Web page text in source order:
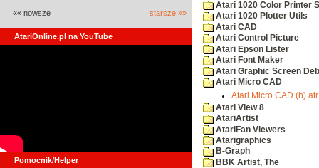
«« nowsze starsze »»
AtariOnline.pl na YouTube
Pomocnik/Helper
Atari 1020 Color Printer
Atari 1020 Plotter Utils
Atari CAD
Atari Control Picture
Atari Epson Lister
Atari Font Maker
Atari Graphic Screen
Atari Micro CAD
Atari Micro CAD (b).atr
Atari View 8
AtariArtist
AtariFan Viewers
Atarigraphics
B-Graph
BBK Artist, The